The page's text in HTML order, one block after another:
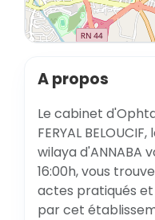
A propos
Le cabinet
FERYAL
wilaya d'ANNABA
16:00h, vous
actes pratiqués
par cet